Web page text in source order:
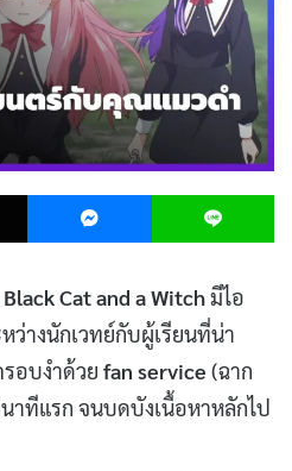
X Messenger
Cat and a Witchมีไอ
ว่างนักเวทย์กับผู้เรียนที่น่า
อบงำด้วย fan service (ฉาก
าทีแรก จนบดบังเนื้อหาหลักไป